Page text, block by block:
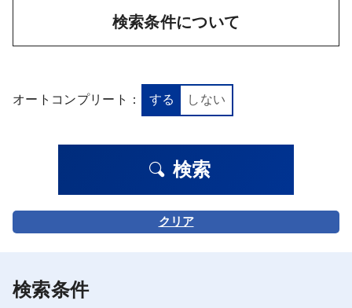
検索条件について
オートコンプリート： する しない
検索
クリア
検索条件